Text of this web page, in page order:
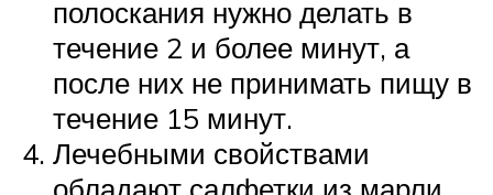
полоскания нужно делать в
течение 2 и более минут, а
после них не принимать пищу в
течение 15 минут.
Лечебными свойствами